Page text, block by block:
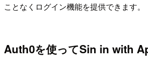
ことなくログイン機能を提供できます。
Auth0を使ってSin in with